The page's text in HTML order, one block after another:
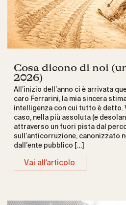
Cosa dicono di noi
2026)
All’inizio dell’anno ci è arrivata
caro Ferrarini, la mia sincera
intelligenza con cui tutto è detto.
caso, nella più assoluta (e
attraverso un fuori pista dal
sull’anticorruzione, canonizzato
dall’ente pubblico […]
Vai all'articolo